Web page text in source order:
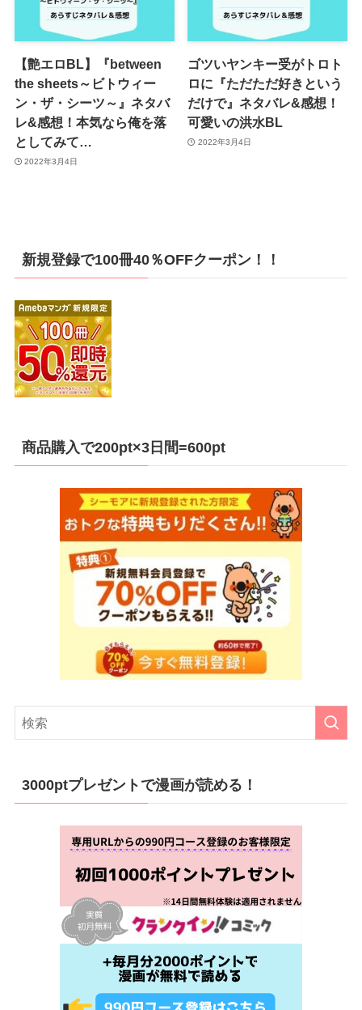
【艶エロBL】『between
the sheets～ビトウィー
ン・ザ・シーツ～』ネタバ
レ&感想！本気なら俺を落
としてみて…
2022年3月4日
ゴツいヤンキー受がトロト
ロに『ただただ好きという
だけで』ネタバレ&感想！
可愛いの洪水BL
2022年3月4日
新規登録で100冊40％OFFクーポン！！
商品購入で200pt×3日間=600pt
3000ptプレゼントで漫画が読める！